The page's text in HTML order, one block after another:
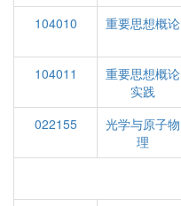
104010
重要思想概论
104011
重要思想概论
实践
022155
光学与原子物
理